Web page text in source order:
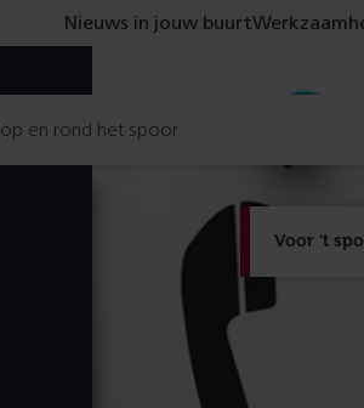
Voor 't
Nieuws in jouw buurt
op en rond het spoor